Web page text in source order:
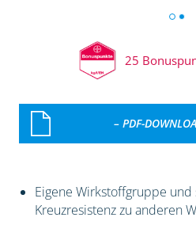
25
– PDF-
Eigene Wirkstoffgruppe
Kreuzresistenz zu anderen